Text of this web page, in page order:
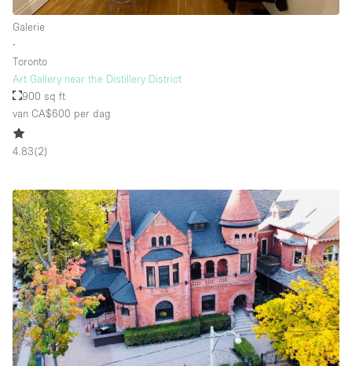
Galerie
∙
Toronto
Art Gallery near the Distillery District
900 sq ft
van CA$600 per dag
4.83(2)